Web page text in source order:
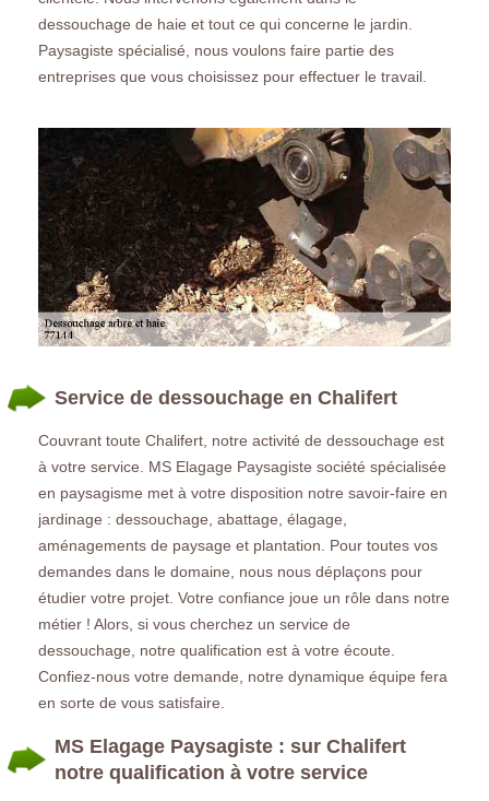
dessouchage de haie et tout ce qui concerne le jardin.
Paysagiste spécialisé, nous voulons faire partie des
entreprises que vous choisissez pour effectuer le travail.
Service de dessouchage en Chalifert
Couvrant toute Chalifert, notre activité de dessouchage est
à votre service. MS Elagage Paysagiste société spécialisée
en paysagisme met à votre disposition notre savoir-faire en
jardinage : dessouchage, abattage, élagage,
aménagements de paysage et plantation. Pour toutes vos
demandes dans le domaine, nous nous déplaçons pour
étudier votre projet. Votre confiance joue un rôle dans notre
métier ! Alors, si vous cherchez un service de
dessouchage, notre qualification est à votre écoute.
Confiez-nous votre demande, notre dynamique équipe fera
en sorte de vous satisfaire.
MS Elagage Paysagiste : sur Chalifert
notre qualification à votre service